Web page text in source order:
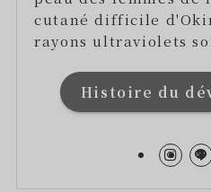
cutané difficile
rayons ultraviolets
Histoire du